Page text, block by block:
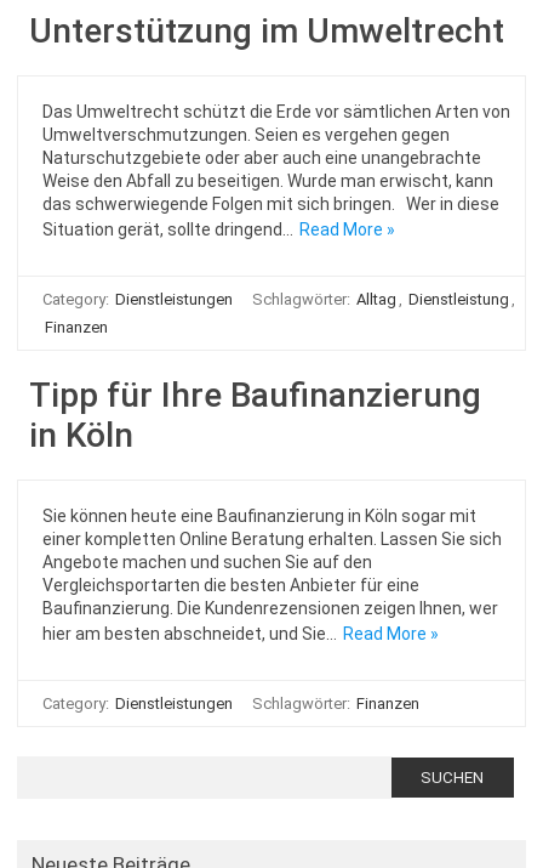
Unterstützung im Umweltrecht
Das Umweltrecht schützt die Erde vor sämtlichen Arten von
Umweltverschmutzungen. Seien es vergehen gegen
Naturschutzgebiete oder aber auch eine unangebrachte
Weise den Abfall zu beseitigen. Wurde man erwischt, kann
das schwerwiegende Folgen mit sich bringen. Wer in diese
Situation gerät, sollte dringend…
Read More »
Category: Dienstleistungen Schlagwörter: Alltag , Dienstleistung ,
Finanzen
Tipp für Ihre Baufinanzierung
in Köln
Sie können heute eine Baufinanzierung in Köln sogar mit
einer kompletten Online Beratung erhalten. Lassen Sie sich
Angebote machen und suchen Sie auf den
Vergleichsportarten die besten Anbieter für eine
Baufinanzierung. Die Kundenrezensionen zeigen Ihnen, wer
hier am besten abschneidet, und Sie…
Read More »
Category: Dienstleistungen Schlagwörter: Finanzen